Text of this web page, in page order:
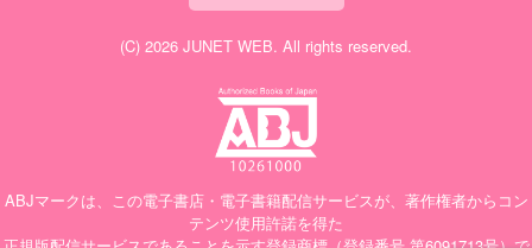
(C) 2026 JUNET WEB. All rights reserved.
ABJマークは、この電子書店・電子書籍配信サービスが、著作権者からコン
テンツ使用許諾を得た